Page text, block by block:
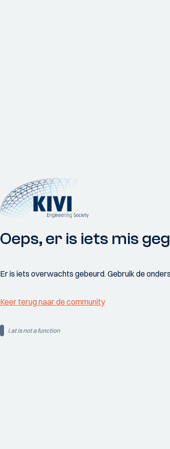
Oeps, er is iets mis
Er is iets overwachts gebeurd. Gebruik de
Keer terug naar de community
i.at is not a function